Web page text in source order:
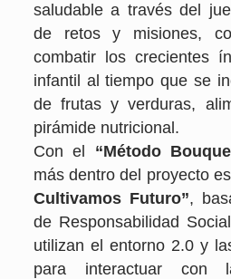
saludable a través del
de retos y misiones,
combatir los crecientes
infantil al tiempo que se
de frutas y verduras,
pirámide nutricional.
Con el “Método
más dentro del proyecto
Cultivamos Futuro”,
de Responsabilidad
utilizan el entorno 2.0 y
para interactuar con